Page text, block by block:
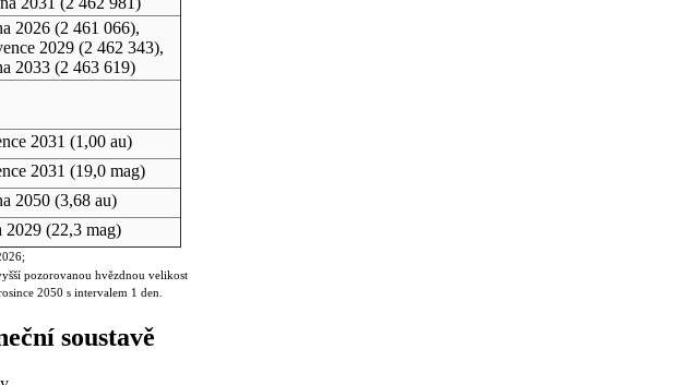
2026(2 461 066),
2029(2 462 343),
2033(2 463 619)
2031 (1,00 au)
2031 (19,0 mag)
2050(3,68 au)
2029(22,3 mag)
pozorovanou hvězdnou velikost
2050 s intervalem 1 den.
soustavě